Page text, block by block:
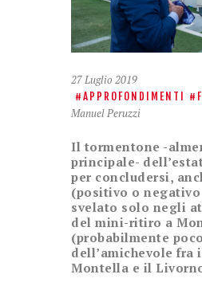
27 Luglio 2019
APPROFONDIMENTI
Manuel Peruzzi
Il tormentone -
principale-
per concludersi,
(positivo o negativo
svelato solo negli
del mini-ritiro a
(probabilmente
dell’amichevole fra
Montella e il